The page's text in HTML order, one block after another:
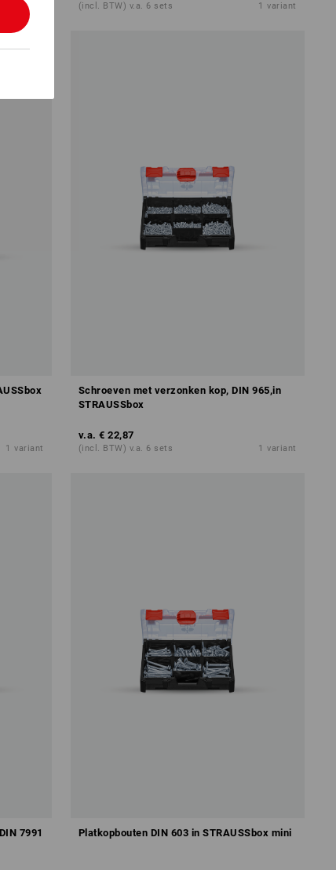
variant (incl. BTW) v.a. 6 sets 1 variant
1 variant
Schroeven met verzonken kop, DIN 965,in
STRAUSSbox
v.a. € 22,87
(incl. BTW) v.a. 6 sets 1 variant
7991
Platkopbouten DIN 603 in STRAUSSbox mini